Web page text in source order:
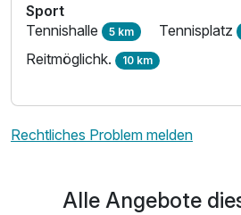
Sport
Tennishalle 5 km Tennisplatz
Reitmöglichk. 10 km
Rechtliches Problem melden
Alle Angebote